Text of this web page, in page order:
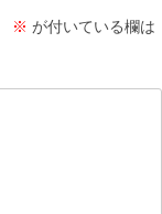
※ が付いている欄は